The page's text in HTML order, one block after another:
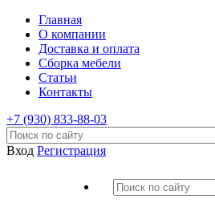
Главная
О компании
Доставка и оплата
Сборка мебели
Статьи
Контакты
+7 (930) 833-88-03
Вход Регистрация